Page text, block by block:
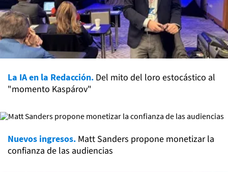
La IA en la Redacción. Del mito del loro estocástico al
"momento Kaspárov"
Nuevos ingresos. Matt Sanders propone monetizar la
confianza de las audiencias